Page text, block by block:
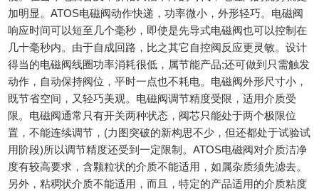
加明显。ATOS电磁阀动作快递，功率微小，外形轻巧。电磁阀
响应时间可以短至几个毫秒，即使是先导式电磁阀也可以控制在
几十毫秒内。由于自成回路，比之其它自控阀反应更灵敏。设计
得当的电磁阀线圈功率消耗很低，属节能产品;还可做到只需触发
动作，自动保持阀位，平时一点也不耗电。电磁阀外形尺寸小，
既节省空间，又轻巧美观。电磁阀调节精度受限，适用介质受
限。电磁阀通常只有开关两种状态，阀芯只能处于两个极限位
置，不能连续调节，(力图突破的新构思不少，但还都处于试验试
用阶段)所以调节精度还受到一定限制。ATOS电磁阀对介质洁净
度有较高要求，含颗粒状的介质不能适用，如属杂质须先滤去。
另外，粘稠状介质不能适用，而且，特定的产品适用的介质粘度